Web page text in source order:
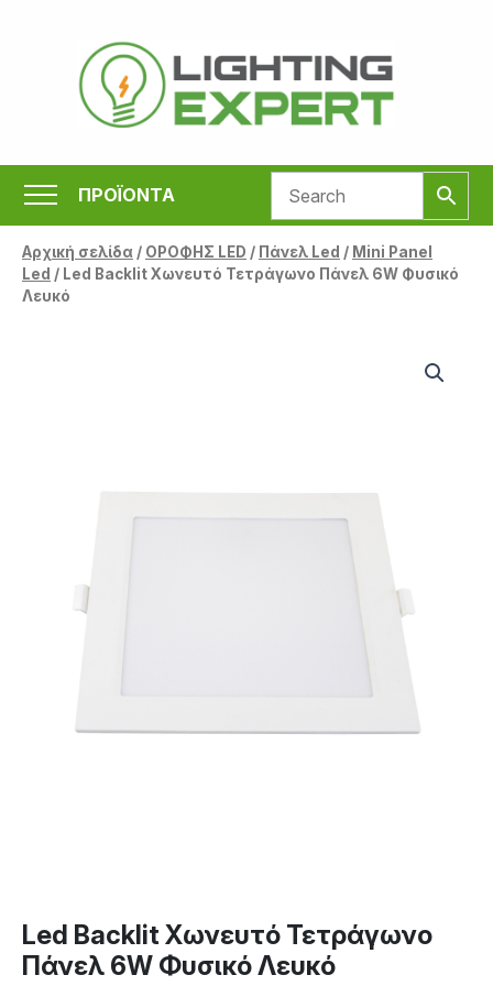
περιεχόμενο
ΠΡΟΪΟΝΤΑ
Αρχική σελίδα/ ΟΡΟΦΗΣ LED / Πάνελ Led / Mini Panel
Led / Led Backlit Χωνευτό Τετράγωνο Πάνελ 6W Φυσικό
Λευκό
Led Backlit Χωνευτό Τετράγωνο
Πάνελ 6W Φυσικό Λευκό